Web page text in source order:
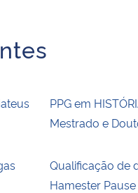
PPG em
Mestrado e
Qualificação de
Hamester Pause